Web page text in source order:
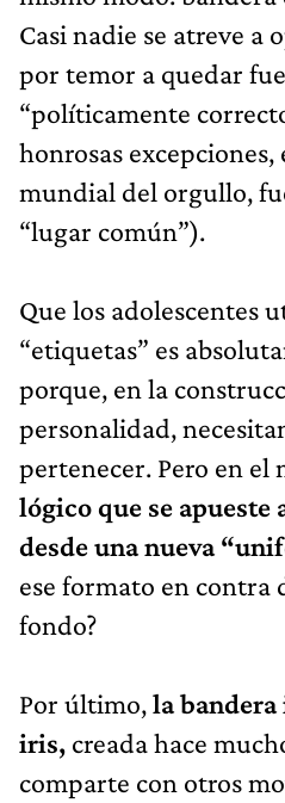
Casi nadie se atreve a
por temor a quedar
“políticamente
honrosas
mundial del orgullo,
“lugar común”).
Que los adolescentes
“etiquetas” es
porque, en la
personalidad,
pertenecer. Pero en
lógico que se apueste
desde una nueva
ese formato en contra
fondo?
Por último,la bandera
iris, creada hace
comparte con otros